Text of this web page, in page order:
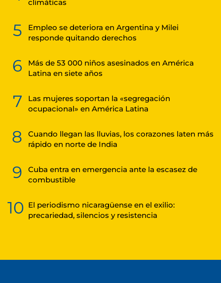
climáticas
5
Empleo se deteriora en Argentina y Milei
responde quitando derechos
6
Más de 53 000 niños asesinados en América
Latina en siete años
7
Las mujeres soportan la «segregación
ocupacional» en América Latina
8
Cuando llegan las lluvias, los corazones laten más
rápido en norte de India
9
Cuba entra en emergencia ante la escasez de
combustible
10 El periodismo nicaragüense en el exilio:
precariedad, silencios y resistencia